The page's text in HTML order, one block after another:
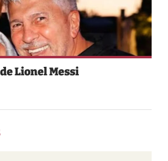
Lionel Messi